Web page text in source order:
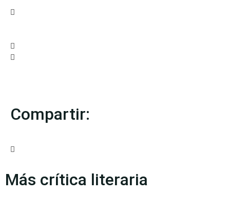
Compartir:
Más crítica literaria